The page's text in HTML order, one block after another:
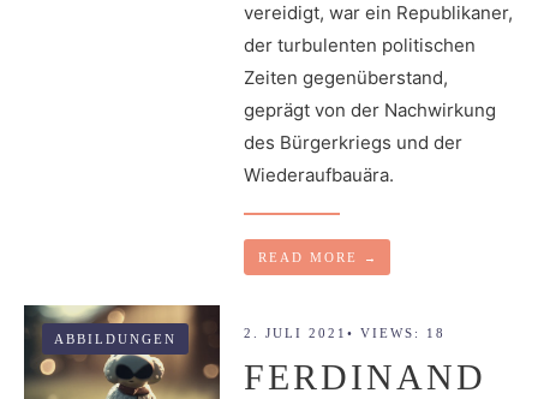
vereidigt, war ein Republikaner,
der turbulenten politischen
Zeiten gegenüberstand,
geprägt von der Nachwirkung
des Bürgerkriegs und der
Wiederaufbauära.
READ MORE →
ABBILDUNGEN 2. JULI 2021•VIEWS: 18
FERDINAND